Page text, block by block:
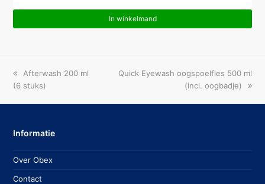
In winkelmand
previous
post:
Afterwash 200 ml
(6 stuks)
next
Quick Eyewash oogspoelfles 500 ml
(incl. oogbadje)
Informatie
Over Obex
Contact